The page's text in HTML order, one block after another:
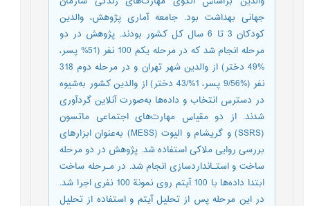
جهانی بهداشت بود. جامعه آماری پژوهش، والدین
کودکان 3 تا 6 سال کل کشور بودند. پژوهش در دو
مرحله انجام شد که در مرحله یکم 100 نفر (51% پسر،
%49 دختر) از والدین شهر تهران و در مرحله دوم 318
نفر (%9/56 پسر، 1%/43 دختر) از والدین کشور به‌شیوه
در دسترس انتخاب و داده‌ها به‌صورت آنلاین گردآوری
شدند. از دو مقیاس مهارت‌های اجتماعی ماتسون
(SSRS) و گریشام و الیوت (MESS) به‌عنوان ابزارهای
بررسی روایی ملاکی استفاده شد. پژوهش در دو مرحله
ساخت و استـانداردسازی انجام شد. در مـرحله ساخت
ابتدا داده‌ها با 100 آیتم روی نمونة 100 نفری اجرا شد.
در این مرحله پس از تحلیل آیتم و استفاده از تحلیل